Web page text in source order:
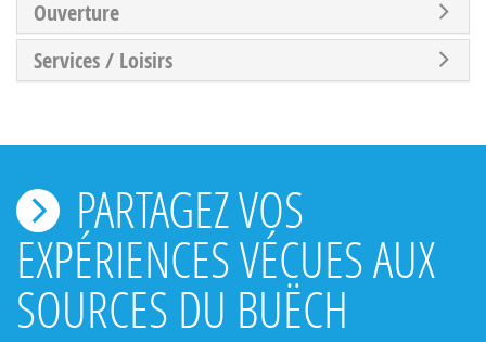
Ouverture
Services / Loisirs
PARTAGEZ VOS
EXPÉRIENCES VÉCUES AUX
SOURCES DU BUËCH